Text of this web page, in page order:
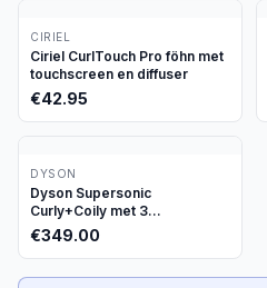
CIRIEL
Ciriel CurlTouch Pro föhn met
touchscreen en diffuser
€42.95
DYSON
Dyson Supersonic
Curly+Coily met 3
opzetstukken
€349.00